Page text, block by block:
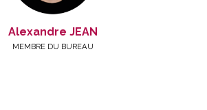
Alexandre JEAN
MEMBRE DU BUREAU